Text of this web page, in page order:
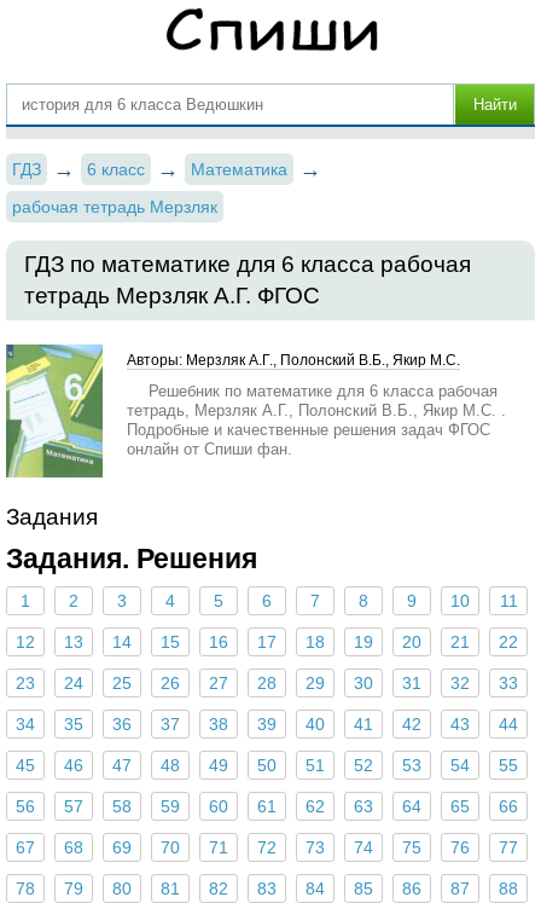
ГДЗ 6 класс
Математика
рабочая тетрадь Мерзляк
ГДЗ по математике для 6 класса рабочая
тетрадь Мерзляк А.Г. ФГОС
Авторы: Мерзляк А.Г., Полонский В.Б., Якир М.С.
Решебник по математике для 6 класса рабочая
тетрадь, Мерзляк А.Г., Полонский В.Б., Якир М.С. .
Подробные и качественные решения задач ФГОС
онлайн от Спиши фан.
Задания
Задания. Решения
1 2 3 4 5 6 7 8 9 10 11
12 13 14 15 16 17 18 19 20 21 22
23 24 25 26 27 28 29 30 31 32 33
34 35 36 37 38 39 40 41 42 43 44
45 46 47 48 49 50 51 52 53 54 55
56 57 58 59 60 61 62 63 64 65 66
67 68 69 70 71 72 73 74 75 76 77
78 79 80 81 82 83 84 85 86 87 88